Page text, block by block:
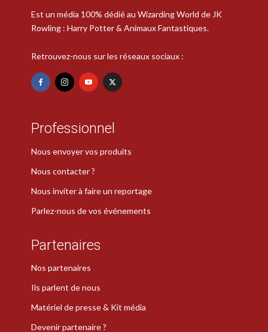
Est un média 100% dédié au Wizarding World de JK
Rowling : Harry Potter & Animaux Fantastiques.
Retrouvez-nous sur les réseaux sociaux :
Professionnel
Nous envoyer vos produits
Nous contacter ?
Nous inviter à faire un reportage
Parlez-nous de vos événements
Partenaires
Nos partenaires
Ils parlent de nous
Matériel de presse & Kit média
Devenir partenaire ?